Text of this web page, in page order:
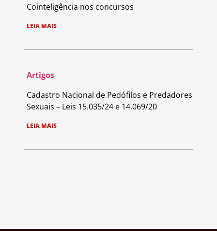
Cointeligência nos concursos
LEIA MAIS
Artigos
Cadastro Nacional de Pedófilos e Predadores
Sexuais – Leis 15.035/24 e 14.069/20
LEIA MAIS